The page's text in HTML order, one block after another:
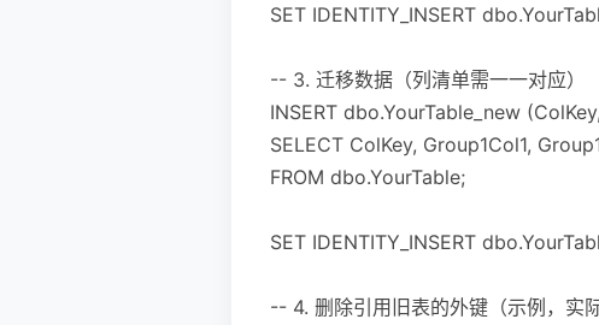
SET IDENTITY_INSERT
-- 3. 迁移数据（列清单需一一对应）
INSERT dbo.YourTable_new
SELECT ColKey, Group1Col1,
FROM dbo.YourTable;
SET IDENTITY_INSERT
-- 4. 删除引用旧表的外键（示例，实